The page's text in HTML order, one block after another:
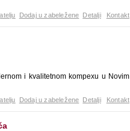
Dodaj u zabeležene Detalji Kontakt
i kvalitetnom kompexu u Novim
Dodaj u zabeležene Detalji Kontakt